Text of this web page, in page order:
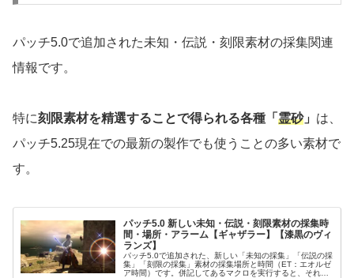
パッチ5.0で追加された未知・伝説・刻限素材の採集関連
情報です。
特に刻限素材を精選することで得られる各種「 霊砂」 は、
パッチ5.25現在での最新の製作でも使うことの多い素材で
す。
パッチ5.0 新しい未知・伝説・刻限素材の採集時
間・場所・アラーム【ギャザラー】【漆黒のヴィ
ランズ】
パッチ5.0で追加された、新しい「未知の採集」「伝説の採
集」「刻限の採集」素材の採集場所と時間（ET：エオルゼ
ア時間）です。併記してあるマクロを実行すると、それぞ